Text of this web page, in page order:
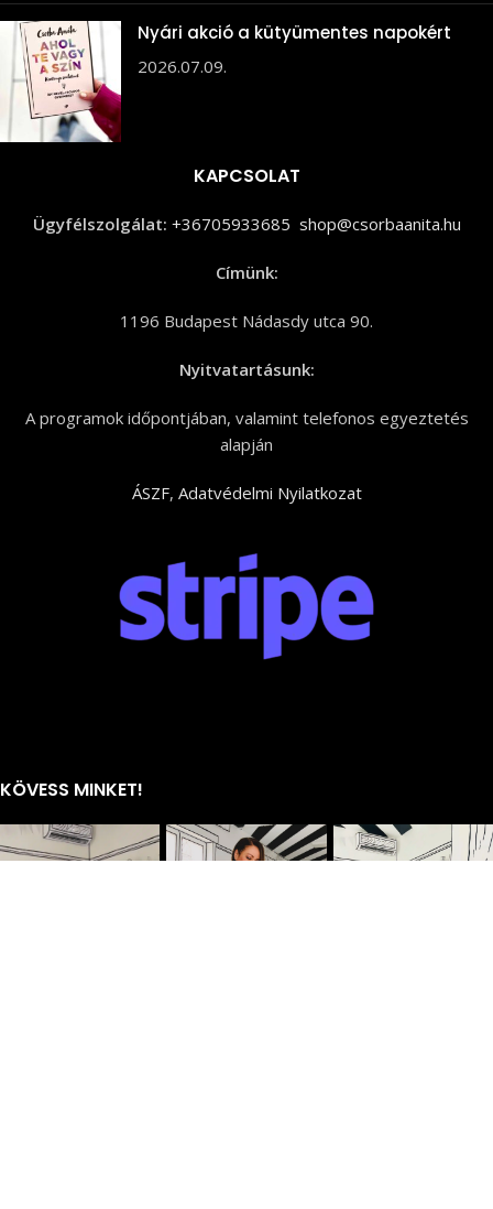
Nyári akció a kütyümentes napokért
2026.07.09.
KAPCSOLAT
Ügyfélszolgálat: +36705933685 shop@csorbaanita.hu
Címünk:
1196 Budapest Nádasdy utca 90.
Nyitvatartásunk:
A programok időpontjában, valamint telefonos egyeztetés
alapján
ÁSZF, Adatvédelmi Nyilatkozat
KÖVESS MINKET!